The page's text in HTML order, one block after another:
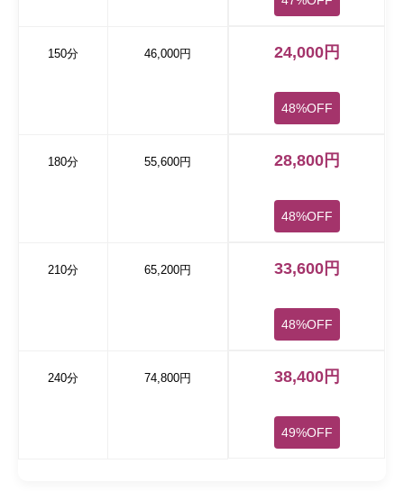
150分 46,000円 24,000円
48%OFF
180分 55,600円 28,800円
48%OFF
210分 65,200円 33,600円
48%OFF
240分 74,800円 38,400円
49%OFF